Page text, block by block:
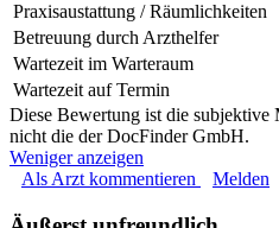
Praxisaustattung / Räumlichkeiten
Betreuung durch Arzthelfer
Wartezeit im Warteraum
Wartezeit auf Termin
Diese Bewertung ist die subjektive
nicht die der DocFinder GmbH.
Weniger anzeigen
Als Arzt kommentieren
Melden